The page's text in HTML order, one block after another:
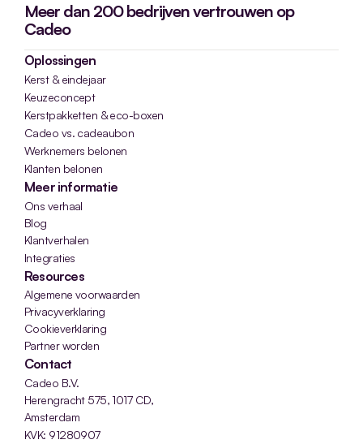
Meer dan 200 bedrijven vertrouwen op
Cadeo
Oplossingen
Kerst & eindejaar
Keuzeconcept
Kerstpakketten & eco-boxen
Cadeo vs. cadeaubon
Werknemers belonen
Klanten belonen
Meer informatie
Ons verhaal
Blog
Klantverhalen
Integraties
Resources
Algemene voorwaarden
Privacyverklaring
Cookieverklaring
Partner worden
Contact
Cadeo B.V.
Herengracht 575, 1017 CD,
Amsterdam
KVK: 91280907